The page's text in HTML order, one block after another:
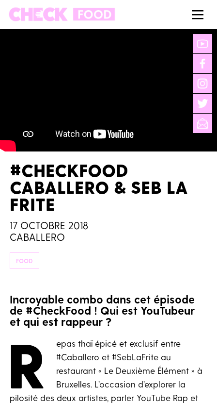
#CHECKFOOD
CABALLERO & SEB LA
FRITE
17 OCTOBRE 2018
CABALLERO
FOOD
Incroyable combo dans cet épisode
de #CheckFood ! Qui est YouTubeur
et qui est rappeur ?
R
epas thaï épicé et exclusif entre
#Caballero et #SebLaFrite au
restaurant « Le Deuxième Élément » à
Bruxelles. L’occasion d’explorer la
pilosité des deux artistes, parler YouTube Rap et